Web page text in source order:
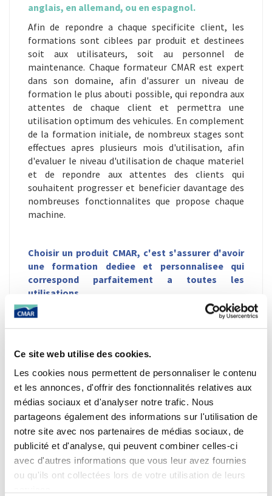
Ce site web utilise des cookies.
Les cookies nous permettent de personnaliser le contenu
et les annonces, d'offrir des fonctionnalités relatives aux
médias sociaux et d'analyser notre trafic. Nous
partageons également des informations sur l'utilisation de
notre site avec nos partenaires de médias sociaux, de
publicité et d'analyse, qui peuvent combiner celles-ci
avec d'autres informations que vous leur avez fournies
ou qu'ils ont collectées lors de votre utilisation de leurs
anglais, en allemand, ou en espagnol.
Afin de repondre a chaque specificite client, les
formations sont ciblees par produit et destinees
soit aux utilisateurs, soit au personnel de
maintenance. Chaque formateur CMAR est expert
dans son domaine, afin d'assurer un niveau de
formation le plus abouti possible, qui repondra aux
attentes de chaque client et permettra une
utilisation optimum des vehicules. En complement
de la formation initiale, de nombreux stages sont
effectues apres plusieurs mois d'utilisation, afin
d'evaluer le niveau d'utilisation de chaque materiel
et de repondre aux attentes des clients qui
souhaitent progresser et beneficier davantage des
nombreuses fonctionnalites que propose chaque
machine.
Choisir un produit CMAR, c'est s'assurer d'avoir
une formation dediee et personnalisee qui
correspond parfaitement a toutes les
utilisations.
Page en maintenance : Si vous souhaitez nous
l'adresse suivante : contact@cmar.fr